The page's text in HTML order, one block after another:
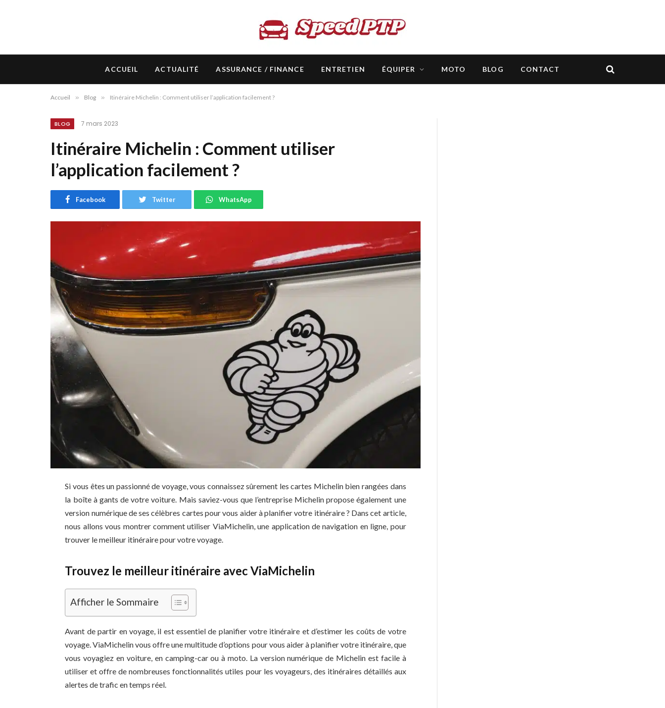
ACCUEIL ACTUALITÉ ASSURANCE / FINANCE ENTRETIEN ÉQUIPER MOTO BLOG CONTACT
Accueil » Blog » Itinéraire Michelin : Comment utiliser l’application facilement ?
BLOG 7 mars 2023
Itinéraire Michelin : Comment utiliser
l’application facilement ?
Facebook Twitter WhatsApp
Si vous êtes un passionné de voyage, vous connaissez sûrement les cartes Michelin bien rangées dans
la boîte à gants de votre voiture. Mais saviez-vous que l’entreprise Michelin propose également une
version numérique de ses célèbres cartes pour vous aider à planifier votre itinéraire ? Dans cet article,
nous allons vous montrer comment utiliser ViaMichelin, une application de navigation en ligne, pour
trouver le meilleur itinéraire pour votre voyage.
Trouvez le meilleur itinéraire avec ViaMichelin
Afficher le Sommaire
Avant de partir en voyage, il est essentiel de planifier votre itinéraire et d’estimer les coûts de votre
voyage. ViaMichelin vous offre une multitude d’options pour vous aider à planifier votre itinéraire, que
vous voyagiez en voiture, en camping-car ou à moto. La version numérique de Michelin est facile à
utiliser et offre de nombreuses fonctionnalités utiles pour les voyageurs, des itinéraires détaillés aux
alertes de trafic en temps réel.